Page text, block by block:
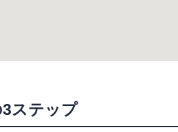
ステップ